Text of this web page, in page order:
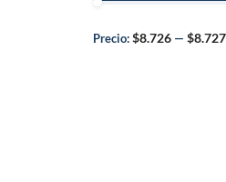
Precio:$8.726 — $8.727